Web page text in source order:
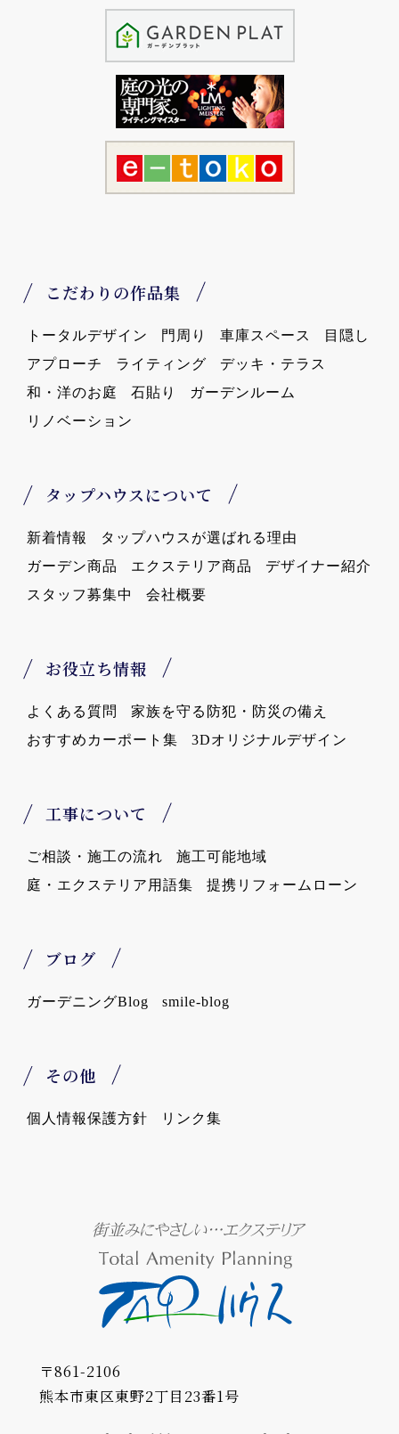
こだわりの作品集
トータルデザイン 門周り 車庫スペース
目隠し
アプローチ
ライティング
デッキ・テラス
和・洋のお庭
石貼り
ガーデンルーム
リノベーション
タップハウスについて
新着情報
タップハウスが選ばれる理由
ガーデン商品
エクステリア商品
デザイナー紹介
スタッフ募集中
会社概要
お役立ち情報
よくある質問
家族を守る防犯・防災の備え
おすすめカーポート集
3Dオリジナルデザイン
工事について
ご相談・施工の流れ
施工可能地域
庭・エクステリア用語集
提携リフォームローン
ブログ
ガーデニングBlog smile-blog
その他
個人情報保護方針 リンク集
〒861-2106
熊本市東区東野2丁目23番1号